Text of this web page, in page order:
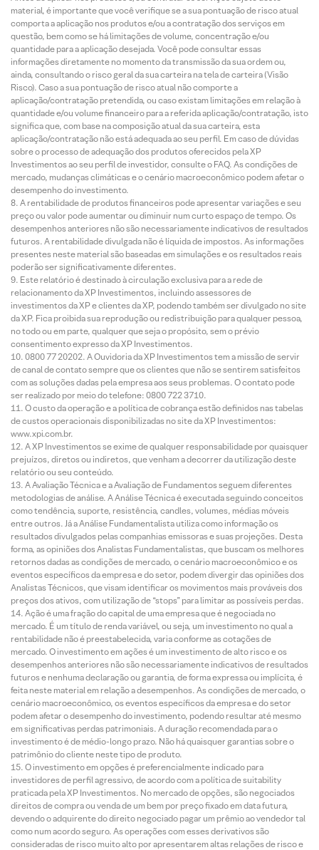
material, é importante que você verifique se a sua pontuação de risco atual
comporta a aplicação nos produtos e/ou a contratação dos serviços em
questão, bem como se há limitações de volume, concentração e/ou
quantidade para a aplicação desejada. Você pode consultar essas
informações diretamente no momento da transmissão da sua ordem ou,
ainda, consultando o risco geral da sua carteira na tela de carteira (Visão
Risco). Caso a sua pontuação de risco atual não comporte a
aplicação/contratação pretendida, ou caso existam limitações em relação à
quantidade e/ou volume financeiro para a referida aplicação/contratação, isto
significa que, com base na composição atual da sua carteira, esta
aplicação/contratação não está adequada ao seu perfil. Em caso de dúvidas
sobre o processo de adequação dos produtos oferecidos pela XP
Investimentos ao seu perfil de investidor, consulte o FAQ. As condições de
mercado, mudanças climáticas e o cenário macroeconômico podem afetar o
desempenho do investimento.
A rentabilidade de produtos financeiros pode apresentar variações e seu
preço ou valor pode aumentar ou diminuir num curto espaço de tempo. Os
desempenhos anteriores não são necessariamente indicativos de resultados
futuros. A rentabilidade divulgada não é líquida de impostos. As informações
presentes neste material são baseadas em simulações e os resultados reais
poderão ser significativamente diferentes.
Este relatório é destinado à circulação exclusiva para a rede de
relacionamento da XP Investimentos, incluindo assessores de
investimentos da XP e clientes da XP, podendo também ser divulgado no site
da XP. Fica proibida sua reprodução ou redistribuição para qualquer pessoa,
no todo ou em parte, qualquer que seja o propósito, sem o prévio
consentimento expresso da XP Investimentos.
0800 77 20202. A Ouvidoria da XP Investimentos tem a missão de servir
de canal de contato sempre que os clientes que não se sentirem satisfeitos
com as soluções dadas pela empresa aos seus problemas. O contato pode
ser realizado por meio do telefone: 0800 722 3710.
O custo da operação e a política de cobrança estão definidos nas tabelas
de custos operacionais disponibilizadas no site da XP Investimentos:
www.xpi.com.br.
A XP Investimentos se exime de qualquer responsabilidade por quaisquer
prejuízos, diretos ou indiretos, que venham a decorrer da utilização deste
relatório ou seu conteúdo.
A Avaliação Técnica e a Avaliação de Fundamentos seguem diferentes
metodologias de análise. A Análise Técnica é executada seguindo conceitos
como tendência, suporte, resistência, candles, volumes, médias móveis
entre outros. Já a Análise Fundamentalista utiliza como informação os
resultados divulgados pelas companhias emissoras e suas projeções. Desta
forma, as opiniões dos Analistas Fundamentalistas, que buscam os melhores
retornos dadas as condições de mercado, o cenário macroeconômico e os
eventos específicos da empresa e do setor, podem divergir das opiniões dos
Analistas Técnicos, que visam identificar os movimentos mais prováveis dos
preços dos ativos, com utilização de “stops” para limitar as possíveis perdas.
Ação é uma fração do capital de uma empresa que é negociada no
mercado. É um título de renda variável, ou seja, um investimento no qual a
rentabilidade não é preestabelecida, varia conforme as cotações de
mercado. O investimento em ações é um investimento de alto risco e os
desempenhos anteriores não são necessariamente indicativos de resultados
futuros e nenhuma declaração ou garantia, de forma expressa ou implícita, é
feita neste material em relação a desempenhos. As condições de mercado, o
cenário macroeconômico, os eventos específicos da empresa e do setor
podem afetar o desempenho do investimento, podendo resultar até mesmo
em significativas perdas patrimoniais. A duração recomendada para o
investimento é de médio-longo prazo. Não há quaisquer garantias sobre o
patrimônio do cliente neste tipo de produto.
O investimento em opções é preferencialmente indicado para
investidores de perfil agressivo, de acordo com a política de suitability
praticada pela XP Investimentos. No mercado de opções, são negociados
direitos de compra ou venda de um bem por preço fixado em data futura,
devendo o adquirente do direito negociado pagar um prêmio ao vendedor tal
como num acordo seguro. As operações com esses derivativos são
consideradas de risco muito alto por apresentarem altas relações de risco e